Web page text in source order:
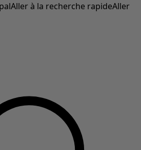
Aller à la recherche rapideAller